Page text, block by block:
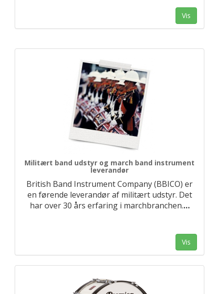
Vis
Militært band udstyr og march band instrument
leverandør
British Band Instrument Company (BBICO) er
en førende leverandør af militært udstyr. Det
har over 30 års erfaring i marchbranchen.…
Vis